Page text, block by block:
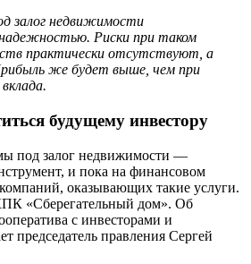
залог недвижимости
Риски при таком
практически отсутствуют, а
же будет выше, чем при
будущему инвестору
под залог недвижимости —
и пока на финансовом
оказывающих такие услуги.
«Сберегательный дом». Об
с инвесторами и
председатель правления Сергей